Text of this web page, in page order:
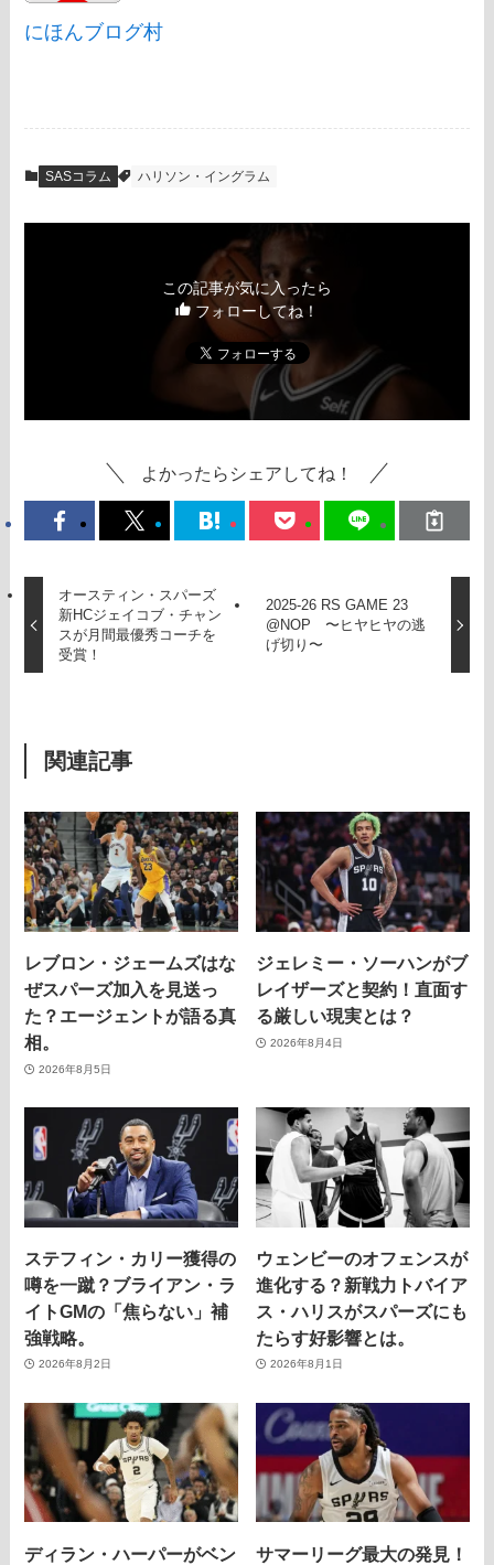
にほんブログ村
SASコラム ハリソン・イングラム
この記事が気に入ったら
フォローしてね！
よかったらシェアしてね！
オースティン・スパーズ
新HCジェイコブ・チャン
スが月間最優秀コーチを
受賞！
2025-26 RS GAME 23
@NOP 〜ヒヤヒヤの逃
げ切り〜
関連記事
レブロン・ジェームズはな
ぜスパーズ加入を見送っ
た？エージェントが語る真
相。
2026年8月5日
ジェレミー・ソーハンがブ
レイザーズと契約！直面す
る厳しい現実とは？
2026年8月4日
ステフィン・カリー獲得の
噂を一蹴？ブライアン・ラ
イトGMの「焦らない」補
強戦略。
2026年8月2日
ウェンビーのオフェンスが
進化する？新戦力トバイア
ス・ハリスがスパーズにも
たらす好影響とは。
2026年8月1日
ディラン・ハーパーがベン
サマーリーグ最大の発見！